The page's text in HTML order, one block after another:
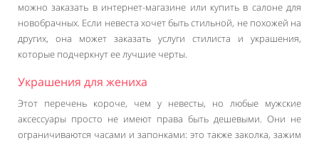
можно заказать в интернет-магазине или купить в салоне для
новобрачных. Если невеста хочет быть стильной, не похожей на
других, она может заказать услуги стилиста и украшения,
которые подчеркнут ее лучшие черты.
Украшения для жениха
Этот перечень короче, чем у невесты, но любые мужские
аксессуары просто не имеют права быть дешевыми. Они не
ограничиваются часами и запонками: это также заколка, зажим